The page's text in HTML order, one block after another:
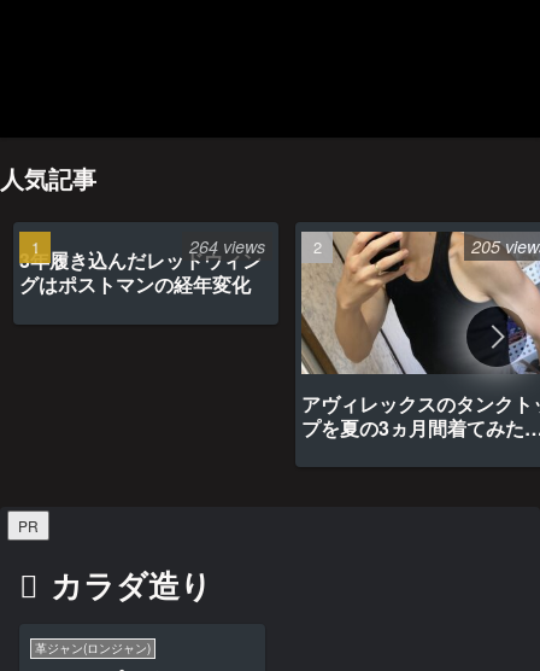
人気記事
3年履き込んだレッドウィン
グはポストマンの経年変化
264 views
アヴィレックスのタンクト
プを夏の3ヵ月間着てみた
205
PR
カラダ造り
革ジャン(ロンジャン)